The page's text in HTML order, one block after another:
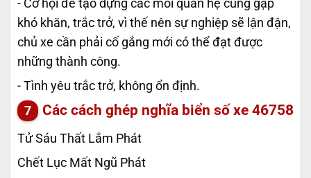
- Cơ hội để tạo dựng các mối quan hệ cũng gặp
khó khăn, trắc trở, vì thế nên sự nghiệp sẽ lận đận,
chủ xe cần phải cố gắng mới có thể đạt được
những thành công.
- Tình yêu trắc trở, không ổn định.
Các cách ghép nghĩa biển số xe 46758
Tử Sáu Thất Lắm Phát
Chết Lục Mất Ngũ Phát